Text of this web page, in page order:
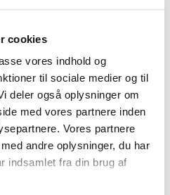
cookies
vores indhold og
til sociale medier og til
deler også oplysninger om
med vores partnere inden
Vores partnere
andre oplysninger, du har
indsamlet fra din brug af
i plejeboliger ved